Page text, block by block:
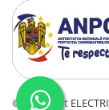
©Copyright